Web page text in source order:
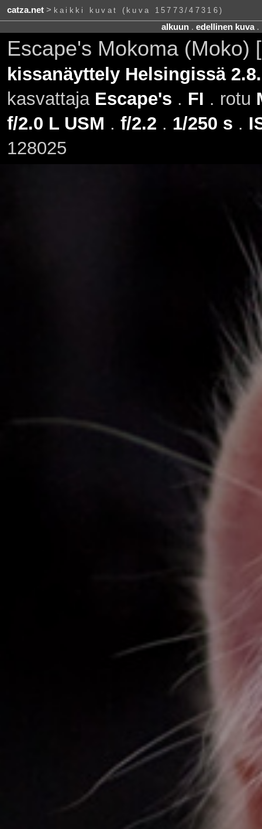
catza.net> kaikki kuvat (kuva 15773/47316)
alkuun. edellinen kuva.
Escape's Mokoma (Moko)
kissanäyttely Helsingissä
kasvattaja Escape's . FI . rotu
f/2.0 L USM . f/2.2 . 1/250 s .
128025